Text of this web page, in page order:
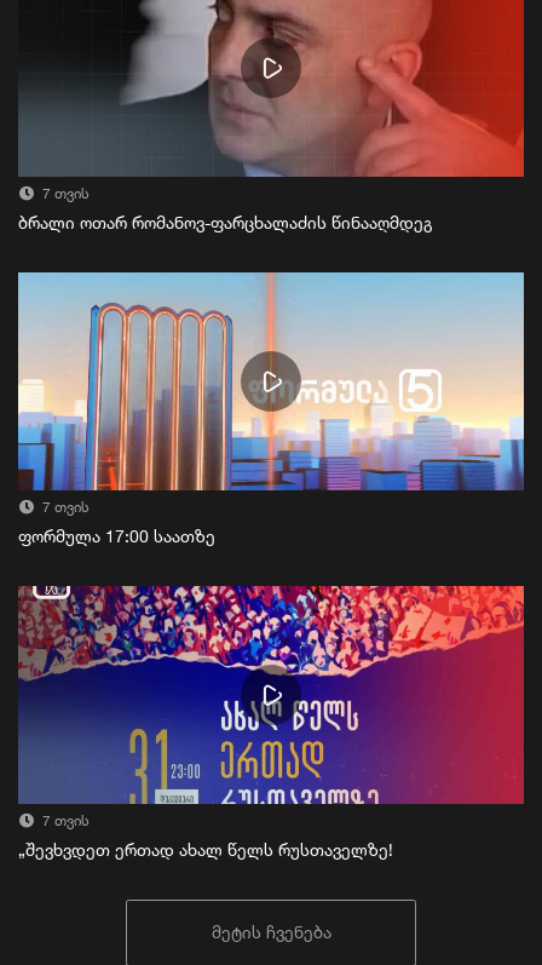
7 თვის
ბრალი ოთარ რომანოვ-ფარცხალაძის წინააღმდეგ
7 თვის
ფორმულა 17:00 საათზე
7 თვის
„შევხვდეთ ერთად ახალ წელს რუსთაველზე!
მეტის ჩვენება